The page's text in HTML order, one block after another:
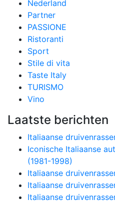
Nederland
Partner
PASSIONE
Ristoranti
Sport
Stile di vita
Taste Italy
TURISMO
Vino
Laatste berichten
Italiaanse
Iconische Italiaanse
(1981-1998)
Italiaanse
Italiaanse
Italiaanse